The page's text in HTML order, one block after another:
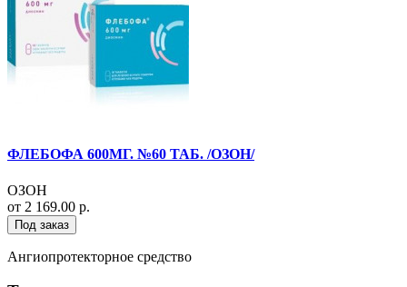
ФЛЕБОФА 600МГ. №60 ТАБ. /ОЗОН/
ОЗОН
от 2 169.00 р.
Под заказ
Ангиопротекторное средство